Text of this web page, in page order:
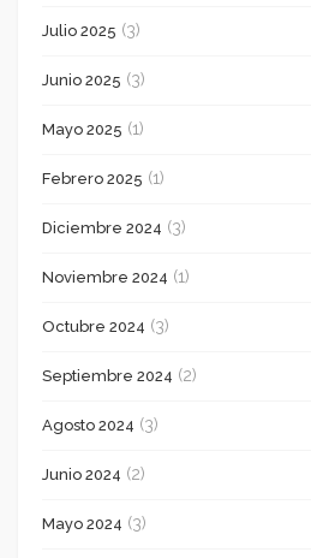
Julio 2025 (3)
Junio 2025 (3)
Mayo 2025 (1)
Febrero 2025 (1)
Diciembre 2024 (3)
Noviembre 2024 (1)
Octubre 2024 (3)
Septiembre 2024 (2)
Agosto 2024 (3)
Junio 2024 (2)
Mayo 2024 (3)